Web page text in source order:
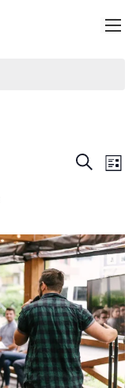
de
vues
Recherche
Liste